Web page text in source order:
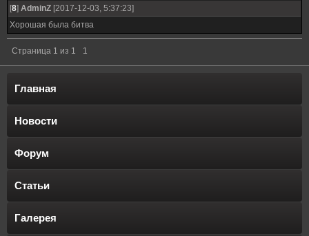
[8] AdminZ [2017-12-03, 5:37:23]
Хорошая была битва
Страница 1 из 1 1
Главная
Новости
Форум
Статьи
Галерея